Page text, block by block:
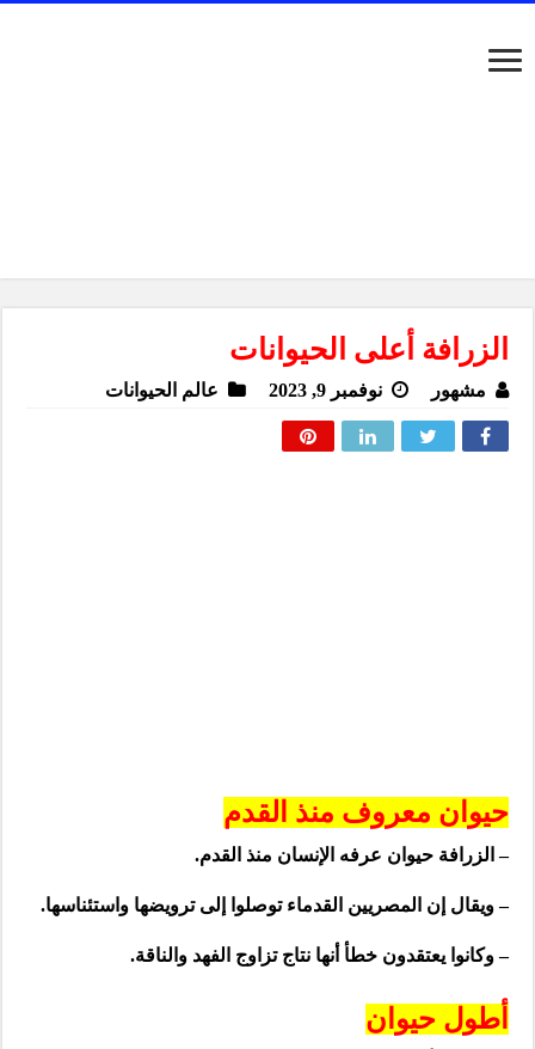
الزرافة أعلى الحيوانات
مشهور نوفمبر 9, 2023 عالم الحيوانات
حيوان معروف منذ القدم
– الزرافة حيوان عرفه الإنسان منذ القدم.
– ويقال إن المصريين القدماء توصلوا إلى ترويضها واستئناسها.
– وكانوا يعتقدون خطأ أنها نتاج تزاوج الفهد والناقة.
أطول حيوان